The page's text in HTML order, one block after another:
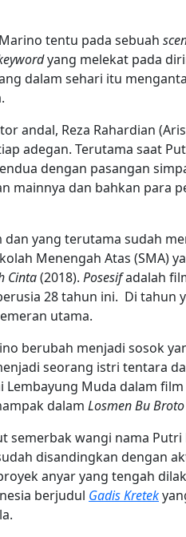
tentu pada sebuah
yang melekat pada
dalam sehari itu
andal, Reza Rahardian
adegan. Terutama saat
dengan pasangan
mainnya dan bahkan para
yang terutama sudah
Menengah Atas (SMA)
Cinta(2018). Posesifadalah
28 tahun ini. Di tahun
utama.
berubah menjadi sosok
seorang istri tentara
Lembayung Muda dalam film
dalam Losmen Bu Broto
semerbak wangi nama
disandingkan dengan
anyar yang tengah
berjudul Gadis Kretek